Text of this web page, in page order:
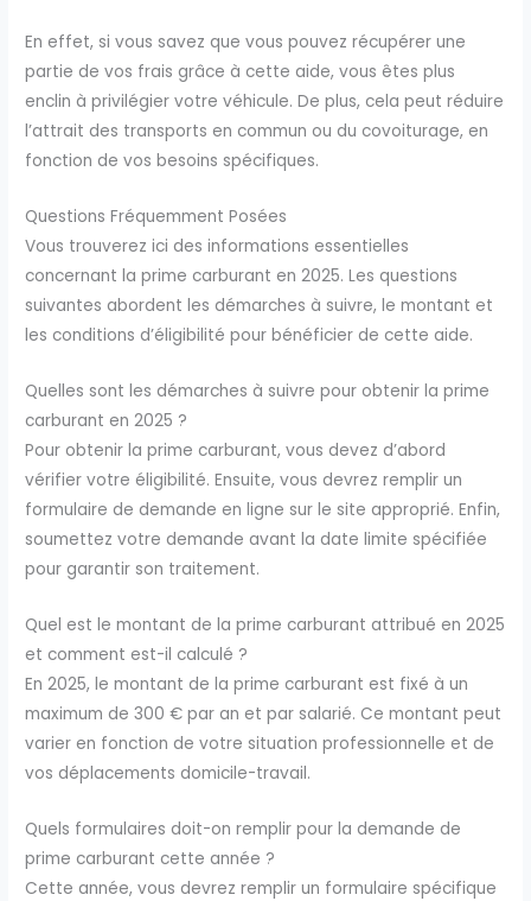
En effet, si vous savez que vous pouvez récupérer une
partie de vos frais grâce à cette aide, vous êtes plus
enclin à privilégier votre véhicule. De plus, cela peut réduire
l’attrait des transports en commun ou du covoiturage, en
fonction de vos besoins spécifiques.
Questions Fréquemment Posées
Vous trouverez ici des informations essentielles
concernant la prime carburant en 2025. Les questions
suivantes abordent les démarches à suivre, le montant et
les conditions d’éligibilité pour bénéficier de cette aide.
Quelles sont les démarches à suivre pour obtenir la prime
carburant en 2025 ?
Pour obtenir la prime carburant, vous devez d’abord
vérifier votre éligibilité. Ensuite, vous devrez remplir un
formulaire de demande en ligne sur le site approprié. Enfin,
soumettez votre demande avant la date limite spécifiée
pour garantir son traitement.
Quel est le montant de la prime carburant attribué en 2025
et comment est-il calculé ?
En 2025, le montant de la prime carburant est fixé à un
maximum de 300 € par an et par salarié. Ce montant peut
varier en fonction de votre situation professionnelle et de
vos déplacements domicile-travail.
Quels formulaires doit-on remplir pour la demande de
prime carburant cette année ?
Cette année, vous devrez remplir un formulaire spécifique